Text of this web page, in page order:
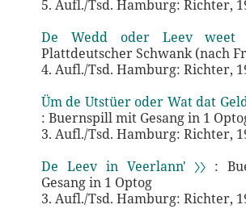
5. Aufl./Tsd. Hamburg: Richter,
De Wedd oder Leev weet
Plattdeutscher Schwank (nach
4. Aufl./Tsd. Hamburg: Richter,
Üm de Utstüer oder Wat dat Geld
: Buernspill mit Gesang in 1
3. Aufl./Tsd. Hamburg: Richter,
De Leev in Veerlann' 〉〉 :
Gesang in 1 Optog
3. Aufl./Tsd. Hamburg: Richter,